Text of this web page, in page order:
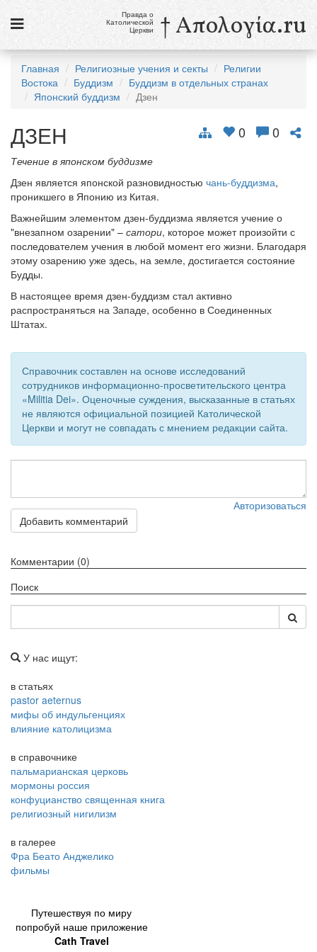
Новости
Галерея
Ссылки
Религиозные учения и секты, справочник
9 августа
Св. Тереза Бенедикта Креста, дева и мученица
см. календарь
Отправить сообщение
Вход
Правда о
Католической
Церкви † Απολογία.ru
Главная Религиозные учения и секты
Религии
Востока
Буддизм
Буддизм в отдельных странах
Японский буддизм
Дзен
0 0
ДЗЕН
Течение в японском буддизме
Дзен является японской разновидностью чань-буддизма,
проникшего в Японию из Китая.
Важнейшим элементом дзен-буддизма является учение о
"внезапном озарении" – сатори, которое может произойти с
последователем учения в любой момент его жизни. Благодаря
этому озарению уже здесь, на земле, достигается состояние
Будды.
В настоящее время дзен-буддизм стал активно
распространяться на Западе, особенно в Соединенных
Штатах.
Справочник составлен на основе исследований
сотрудников информационно-просветительского центра
«Militia Dei». Оценочные суждения, высказанные в статьях
не являются официальной позицией Католической
Церкви и могут не совпадать с мнением редакции сайта.
Авторизоваться
Добавить комментарий
Комментарии (0)
Поиск
У нас ищут:
в статьях
pastor aeternus
мифы об индульгенциях
влияние католицизма
в справочнике
пальмарианская церковь
мормоны россия
конфуцианство священная книга
религиозный нигилизм
в галерее
Фра Беато Анджелико
фильмы
Путешествуя по миру
попробуй наше приложение
Cath Travel